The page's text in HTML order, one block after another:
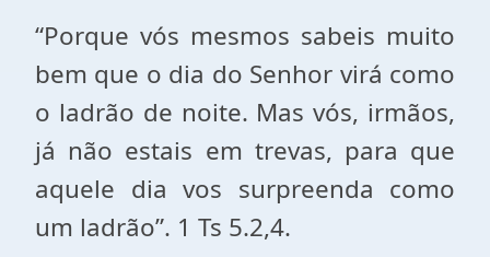
“Porque vós mesmos sabeis muito
bem que o dia do Senhor virá como
o ladrão de noite. Mas vós, irmãos,
já não estais em trevas, para que
aquele dia vos surpreenda como
um ladrão”. 1 Ts 5.2,4.